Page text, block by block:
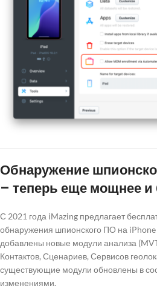
Обнаружение
– теперь еще мощнее и
С 2021 года iMazing предлагает
обнаружения шпионского ПО на iPhone
добавлены новые модули анализа
Контактов, Сценариев, Сервисов
существующие модули обновлены в
изменениями.